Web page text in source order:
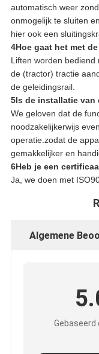
automatisch weer
onmogelijk te sluiten
hier ook een
4Hoe gaat het met
Liften worden
de (tractor) tractie
de geleidingsrail.
5Is de installatie van
We geloven dat de
noodzakelijkerwijs
operatie.zodat de
gemakkelijker en
6Heb je een
Ja, we doen met
Algemene
Gebaseerd